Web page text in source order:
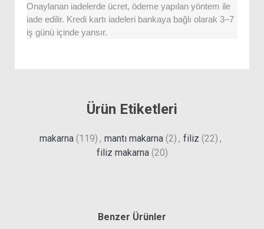
Onaylanan iadelerde ücret, ödeme yapılan yöntem ile
iade edilir. Kredi kartı iadeleri bankaya bağlı olarak 3–7
iş günü içinde yansır.
Ürün Etiketleri
makarna (119) , mantı makarna (2) , filiz (22) ,
filiz makarna (20)
Benzer Ürünler